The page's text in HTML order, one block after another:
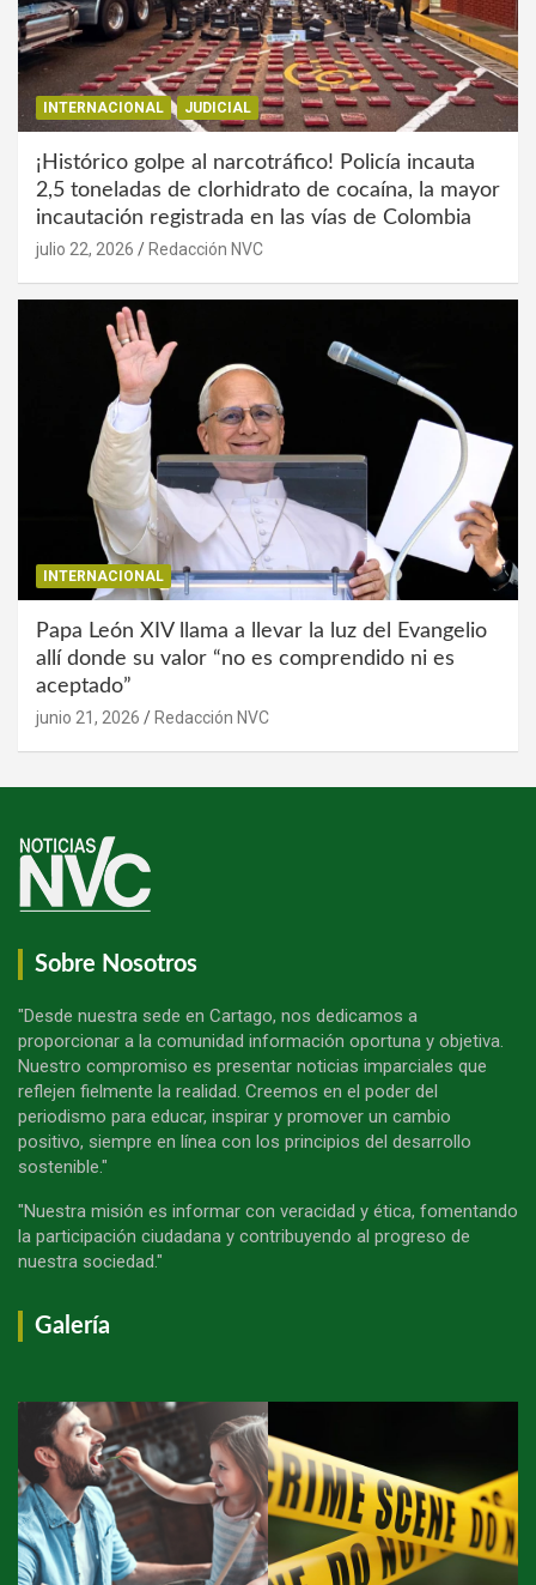
INTERNACIONAL JUDICIAL
¡Histórico golpe al narcotráfico! Policía incauta
2,5 toneladas de clorhidrato de cocaína, la mayor
incautación registrada en las vías de Colombia
julio 22, 2026 Redacción NVC
INTERNACIONAL
Papa León XIV llama a llevar la luz del Evangelio
allí donde su valor “no es comprendido ni es
aceptado”
junio 21, 2026 Redacción NVC
Sobre Nosotros
"Desde nuestra sede en Cartago, nos dedicamos a
proporcionar a la comunidad información oportuna y objetiva.
Nuestro compromiso es presentar noticias imparciales que
reflejen fielmente la realidad. Creemos en el poder del
periodismo para educar, inspirar y promover un cambio
positivo, siempre en línea con los principios del desarrollo
sostenible."
"Nuestra misión es informar con veracidad y ética, fomentando
la participación ciudadana y contribuyendo al progreso de
nuestra sociedad."
Galería